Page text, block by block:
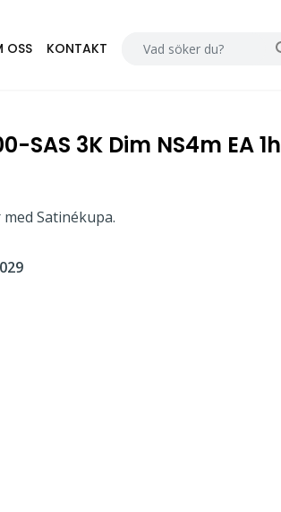
OSS KONTAKT
SAS 3K Dim NS4m EA 1h
Satinékupa.